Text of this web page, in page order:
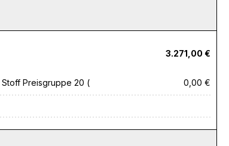
3.271,00 €
Stoff Preisgruppe 20 ( 0,00 €